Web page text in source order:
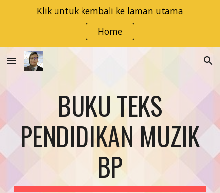
Klik untuk kembali ke laman utama
Home
BUKU TEKS
PENDIDIKAN MUZIK
BP